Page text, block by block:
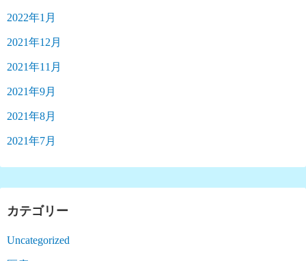
2022年1月
2021年12月
2021年11月
2021年9月
2021年8月
2021年7月
カテゴリー
Uncategorized